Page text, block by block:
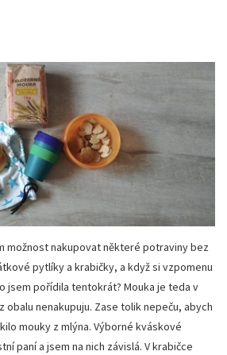
možnost nakupovat některé potraviny bez
pytlíky a krabičky, a když si vzpomenu
jsem pořídila tentokrát? Mouka je teda v
nenakupuju. Zase tolik nepeču, abych
mouky z mlýna. Výborné kváskové
paní a jsem na nich závislá. V krabičce